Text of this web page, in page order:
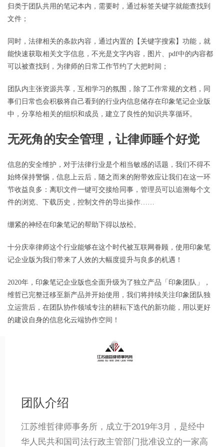
归类于团队共用的笔记本内，需要时，通过标签关键字就能查找到
文件；
同时，法律相关的条款内容，通过内置的【关键字搜索】功能，就
能快速获取相关文字信息，不光是文字内容，图片、pdf中的内容都
可以被查找到，为律师的日常工作节约了大把时间；
团队内主张资源共享，互相学习的氛围，除了工作常规的文档，同
事们日常也会积极将自己看到的行业内信息储存在印象笔记企业版
中，分享给相关的组织和成员，建立了良性的知识共享循环。
无死角的安全管理，让律师睡个好觉
信息的安全维护，对于法律行业是个相当敏感的话题，我们不得不
始终保持警惕，信息上云后，随之而来的附带效应让我们在这一环
节收益良多：离职文件一键可交接给同事，管理员可以追溯每个文
件的浏览、下载历史，控制文件的导出操作……
绷紧的神经在印象笔记的帮助下得以放松。
十分庆幸律师这个行业能够在这个时代被互联网眷顾，使用印象笔
记企业版为我们带来了人效的大幅度提升与良多的机遇！
2020年，印象笔记企业版也全面升级为了独立产品「印象团队」，
维哲已完整迁移至新产品并开始使用，我们将持续关注印象团队独
立运营后，在团队协作领域专注的耕耘下迭代的新功能，用以更好
的建设自身的信息化云端协作空间！
团队介绍
江苏维哲律师事务所，成立于2019年3月，是经中
华人民共和国司法行政主管部门批准设立的一家高